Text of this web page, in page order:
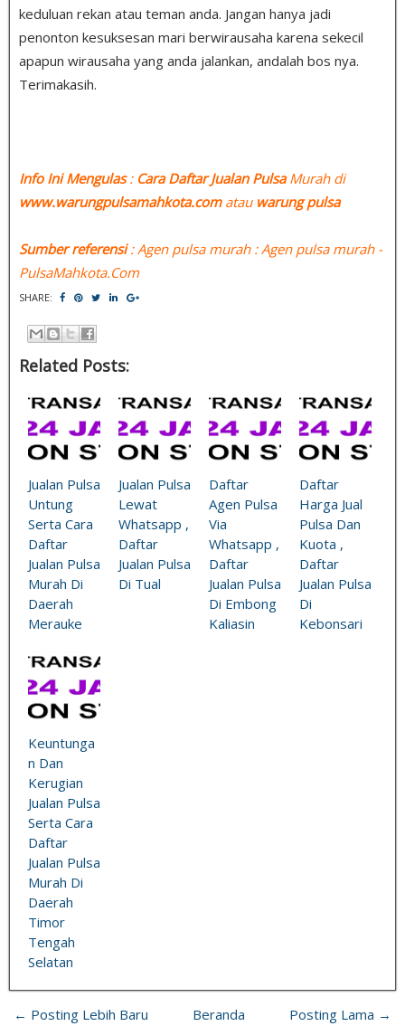
keduluan rekan atau teman anda. Jangan hanya jadi
penonton kesuksesan mari berwirausaha karena sekecil
apapun wirausaha yang anda jalankan, andalah bos nya.
Terimakasih.
Info Ini Mengulas: Cara Daftar Jualan PulsaMurah di
www.warungpulsamahkota.comatau warung pulsa
Sumber referensi: Agen pulsa murah : Agen pulsa murah -
PulsaMahkota.Com
SHARE:
Related Posts:
Jualan Pulsa
Untung
Serta Cara
Daftar
Jualan Pulsa
Murah Di
Daerah
Merauke
Jualan Pulsa
Lewat
Whatsapp ,
Daftar
Jualan Pulsa
Di Tual
Daftar
Agen Pulsa
Via
Whatsapp ,
Daftar
Jualan Pulsa
Di Embong
Kaliasin
Daftar
Harga Jual
Pulsa Dan
Kuota ,
Daftar
Jualan Pulsa
Di
Kebonsari
Keuntunga
n Dan
Kerugian
Jualan Pulsa
Serta Cara
Daftar
Jualan Pulsa
Murah Di
Daerah
Timor
Tengah
Selatan
← Posting Lebih Baru Posting Lama →
Beranda